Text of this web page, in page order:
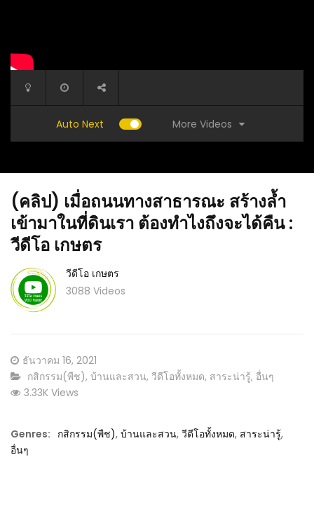
Auto Next More Videos
to
:
(คลิป) ปุ๋ยทางใบจำเป็นต้องใช้หรือเปล่า คลิปนี้มี
คำตอบ : วีดีโอ เกษตร
(คลิป) เมื่อถนนทางสาธารณะ​ สร้างล้ำ
เข้ามาในที่ดินเรา ต้องทำไงถึงจะได้คืน :
วีดีโอ เกษตร
วีดีโอ เกษตร
3088 Videos
Posted
on
ธันวาคม 16, 2021
CATEGORY:
กสิกรรม(พืช), บ้านและสวน, วีดีโอทั้งหมด, สาระน่ารู้, อื่นๆ
3.33K Views
Genres: กสิกรรม(พืช), บ้านและสวน, วีดีโอทั้งหมด, สาระน่ารู้,
อื่นๆ